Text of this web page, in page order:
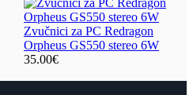
Zvučnici za PC Redragon
Orpheus GS550 stereo 6W
35.00€